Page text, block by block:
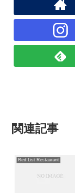
関連記事
Red List Restaurant